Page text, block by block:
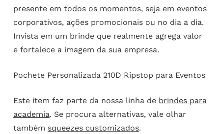
presente em todos os momentos, seja em eventos
corporativos, ações promocionais ou no dia a dia.
Invista em um brinde que realmente agrega valor
e fortalece a imagem da sua empresa.
Pochete Personalizada 210D Ripstop para Eventos
Este item faz parte da nossa linha de brindes para
academia. Se procura alternativas, vale olhar
também squeezes customizados.